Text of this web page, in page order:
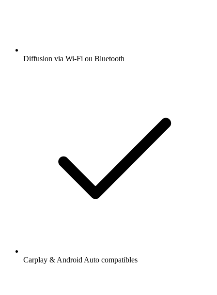
Diffusion via Wi-Fi ou Bluetooth
Carplay & Android Auto compatibles